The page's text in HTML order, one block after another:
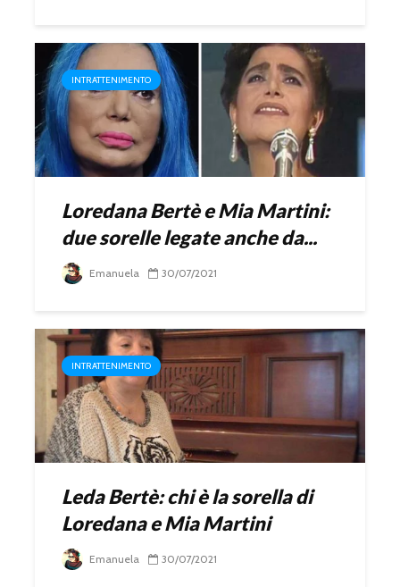
INTRATTENIMENTO
Loredana Bertè e Mia Martini:
due sorelle legate anche da...
Emanuela 30/07/2021
INTRATTENIMENTO
Leda Bertè: chi è la sorella di
Loredana e Mia Martini
Emanuela 30/07/2021